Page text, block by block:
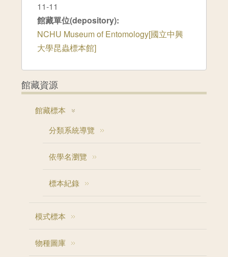
11-11
館藏單位(depository):
NCHU Museum of Entomology[國立中興
大學昆蟲標本館]
館藏資源
館藏標本
分類系統導覽
依學名瀏覽
標本紀錄
模式標本
物種圖庫